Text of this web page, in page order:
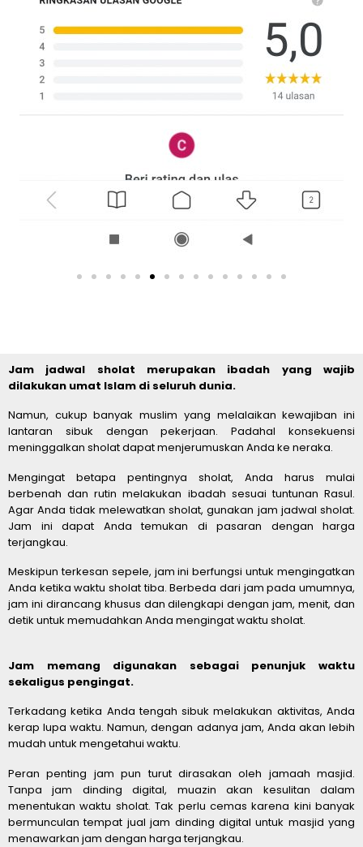
Jam jadwal sholat merupakan ibadah yang wajib
dilakukan umat Islam di seluruh dunia.
Namun, cukup banyak muslim yang melalaikan kewajiban ini
lantaran sibuk dengan pekerjaan. Padahal konsekuensi
meninggalkan sholat dapat menjerumuskan Anda ke neraka.
Mengingat betapa pentingnya sholat, Anda harus mulai
berbenah dan rutin melakukan ibadah sesuai tuntunan Rasul.
Agar Anda tidak melewatkan sholat, gunakan jam jadwal sholat.
Jam ini dapat Anda temukan di pasaran dengan harga
terjangkau.
Meskipun terkesan sepele, jam ini berfungsi untuk mengingatkan
Anda ketika waktu sholat tiba. Berbeda dari jam pada umumnya,
jam ini dirancang khusus dan dilengkapi dengan jam, menit, dan
detik untuk memudahkan Anda mengingat waktu sholat.
Jam memang digunakan sebagai penunjuk waktu
sekaligus pengingat.
Terkadang ketika Anda tengah sibuk melakukan aktivitas, Anda
kerap lupa waktu. Namun, dengan adanya jam, Anda akan lebih
mudah untuk mengetahui waktu.
Peran penting jam pun turut dirasakan oleh jamaah masjid.
Tanpa jam dinding digital, muazin akan kesulitan dalam
menentukan waktu sholat. Tak perlu cemas karena kini banyak
bermunculan tempat jual jam dinding digital untuk masjid yang
menawarkan jam dengan harga terjangkau.